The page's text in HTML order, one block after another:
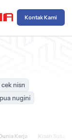
Kontak Kami
Kerja Kisah Sukses
cek nisn
nugini